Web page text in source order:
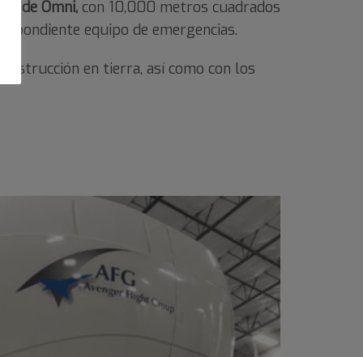
de Omni, con 10,000 metros cuadrados
equipo de emergencias.
instrucción en tierra, así como con los